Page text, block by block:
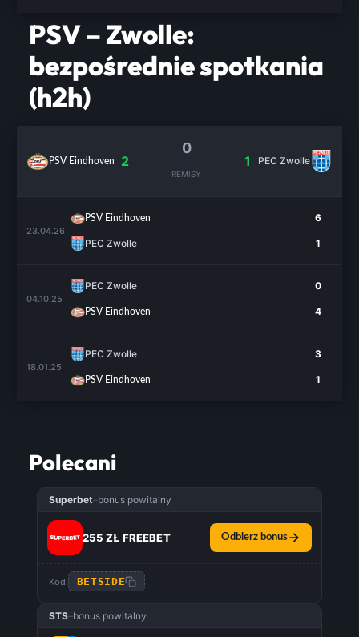
PSV – Zwolle:
bezpośrednie spotkania
(h2h)
PSV Eindhoven 2
0
REMISY
1 PEC Zwolle
23.04.26
PSV Eindhoven
PEC Zwolle
6
1
04.10.25
PEC Zwolle
PSV Eindhoven
0
4
18.01.25
PEC Zwolle
PSV Eindhoven
3
1
Polecani
Superbet–bonus powitalny
255 ZŁ FREEBET Odbierz bonus
Kod: BETSIDE
STS–bonus powitalny